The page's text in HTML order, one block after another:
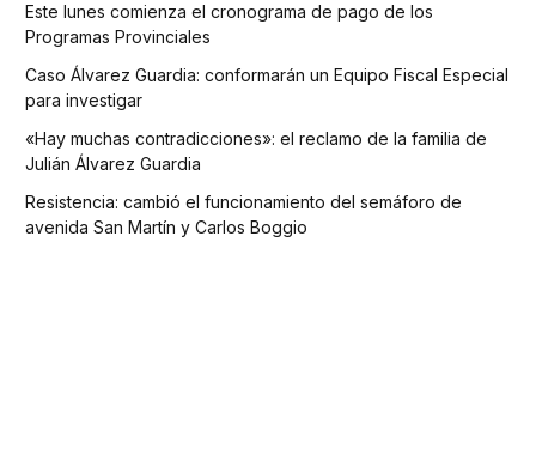
Este lunes comienza el cronograma de pago de los
Programas Provinciales
Caso Álvarez Guardia: conformarán un Equipo Fiscal Especial
para investigar
«Hay muchas contradicciones»: el reclamo de la familia de
Julián Álvarez Guardia
Resistencia: cambió el funcionamiento del semáforo de
avenida San Martín y Carlos Boggio